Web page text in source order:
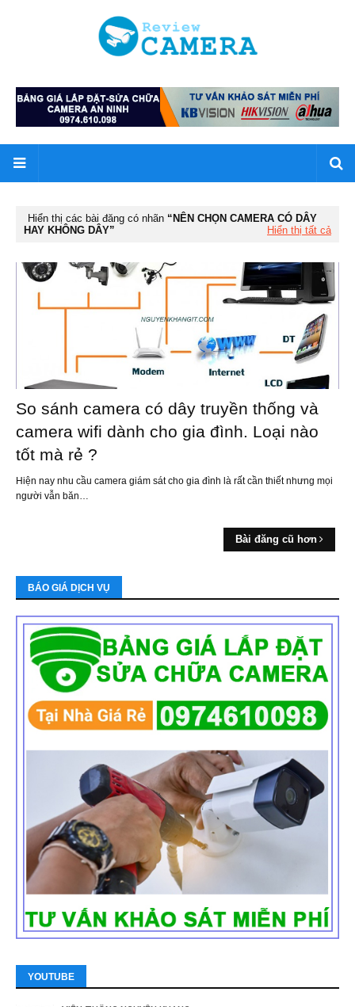
Hiển thị các bài đăng có nhãn
NÊN CHỌN CAMERA CÓ DÂY
HAY KHÔNG DÂY
Hiển thị tất cả
So sánh camera có dây truyền thống và
camera wifi dành cho gia đình. Loại nào
tốt mà rẻ ?
Hiện nay nhu cầu camera giám sát cho gia đình là rất cần thiết nhưng mọi
người vẫn băn…
Bài đăng cũ hơn
BÁO GIÁ DỊCH VỤ
YOUTUBE